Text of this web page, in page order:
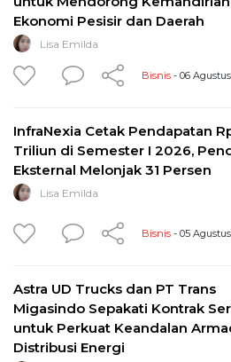
Ekonomi Pesisir dan Daerah
Lisa Emilda
Bisnis - 06 Agustus
InfraNexia Cetak Pendapatan
Triliun di Semester I 2026,
Eksternal Melonjak 31 Persen
Lisa Emilda
Bisnis - 05
Astra UD Trucks dan PT Trans
Migasindo Sepakati Kontrak
untuk Perkuat Keandalan
Distribusi Energi